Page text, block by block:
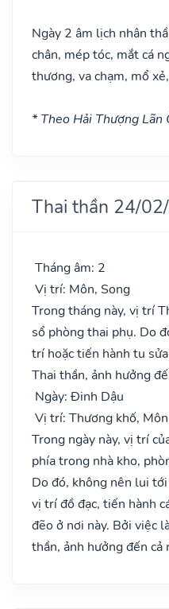
Ngày 2 âm lịch nhân
chân, mép tóc, mắt cá
thương, va chạm, mổ
* Theo Hải Thượng Lãn
Thai thần 24/
Tháng âm: 2
Vị trí: Môn, Song
Trong tháng này, vị trí
sổ phòng thai phụ. Do
trí hoặc tiến hành tu
Thai thần, ảnh hưởng
Ngày: Đinh Dậu
Vị trí: Thương khố,
Trong ngày này, vị trí
phía trong nhà kho,
Do đó, không nên lui
vị trí đồ đạc, tiến hành
đẽo ở nơi này. Bởi việc
thần, ảnh hưởng đến